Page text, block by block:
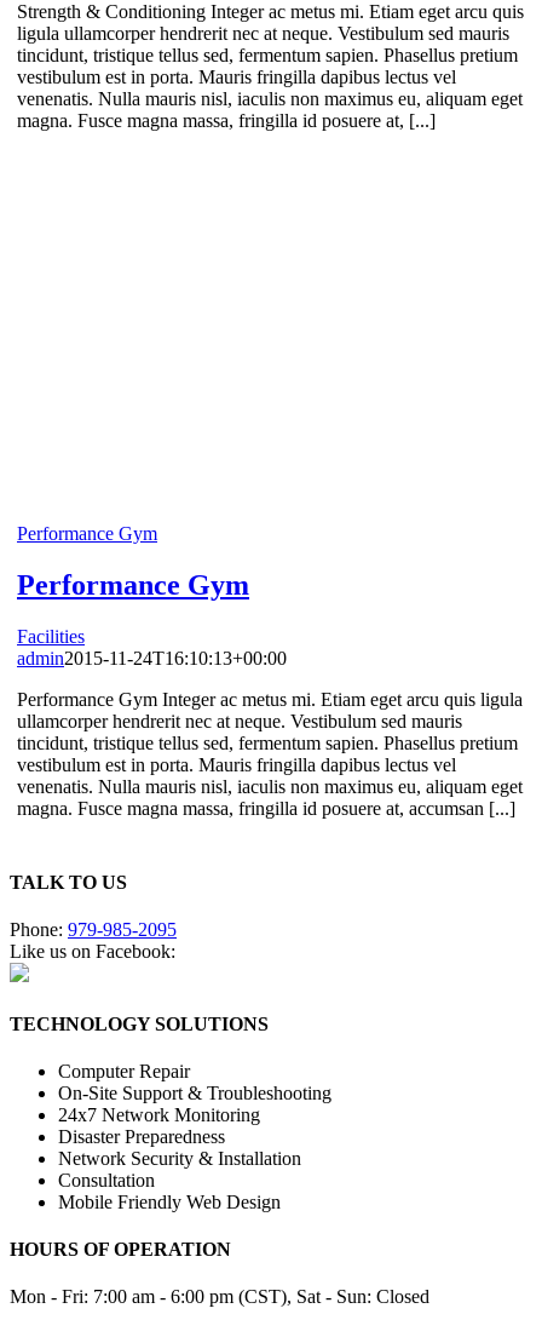
Strength & Conditioning Integer ac metus mi. Etiam eget arcu quis
ligula ullamcorper hendrerit nec at neque. Vestibulum sed mauris
tincidunt, tristique tellus sed, fermentum sapien. Phasellus pretium
vestibulum est in porta. Mauris fringilla dapibus lectus vel
venenatis. Nulla mauris nisl, iaculis non maximus eu, aliquam eget
magna. Fusce magna massa, fringilla id posuere at, [...]
Performance Gym
Performance Gym
Facilities
admin2015-11-24T16:10:13+00:00
Performance Gym Integer ac metus mi. Etiam eget arcu quis ligula
ullamcorper hendrerit nec at neque. Vestibulum sed mauris
tincidunt, tristique tellus sed, fermentum sapien. Phasellus pretium
vestibulum est in porta. Mauris fringilla dapibus lectus vel
venenatis. Nulla mauris nisl, iaculis non maximus eu, aliquam eget
magna. Fusce magna massa, fringilla id posuere at, accumsan [...]
TALK TO US
Phone: 979-985-2095
Like us on Facebook:
TECHNOLOGY SOLUTIONS
Computer Repair
On-Site Support & Troubleshooting
24x7 Network Monitoring
Disaster Preparedness
Network Security & Installation
Consultation
Mobile Friendly Web Design
HOURS OF OPERATION
Mon - Fri: 7:00 am - 6:00 pm (CST), Sat - Sun: Closed